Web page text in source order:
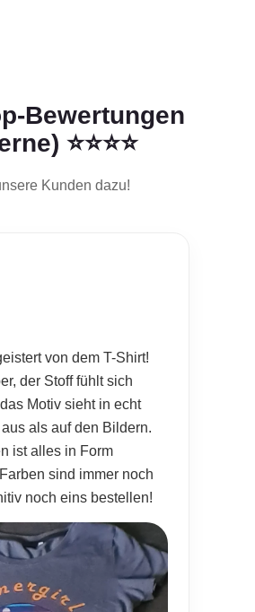
Bewertungen
⭐⭐⭐⭐
Kunden dazu!
von dem T-Shirt!
der Stoff fühlt sich
Motiv sieht in echt
als auf den Bildern.
ist alles in Form
sind immer noch
noch eins bestellen!